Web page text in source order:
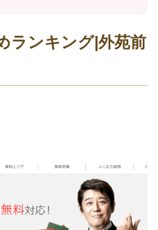
ランキング|外苑前